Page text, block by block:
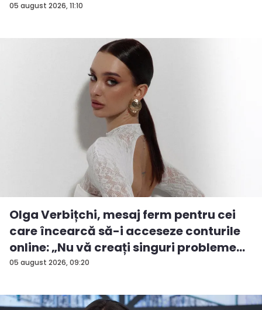
05 august 2026, 11:10
05 august 2026, 09:20
Olga Verbițchi, mesaj ferm pentru cei
care încearcă să-i acceseze conturile
online: „Nu vă creați singuri probleme...